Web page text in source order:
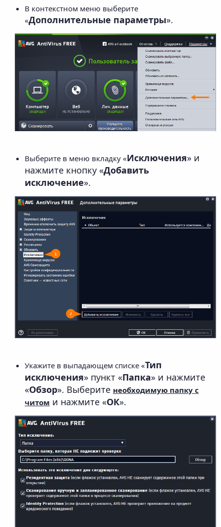
В контекстном меню выберите
«Дополнительные параметры».
Выберите в меню вкладку «Исключения» и
нажмите кнопку «Добавить
исключение».
Укажите в выпадающем списке «Тип
исключения» пункт «Папка» и нажмите
«Обзор». Выберите необходимую папку с
читом и нажмите «ОК».